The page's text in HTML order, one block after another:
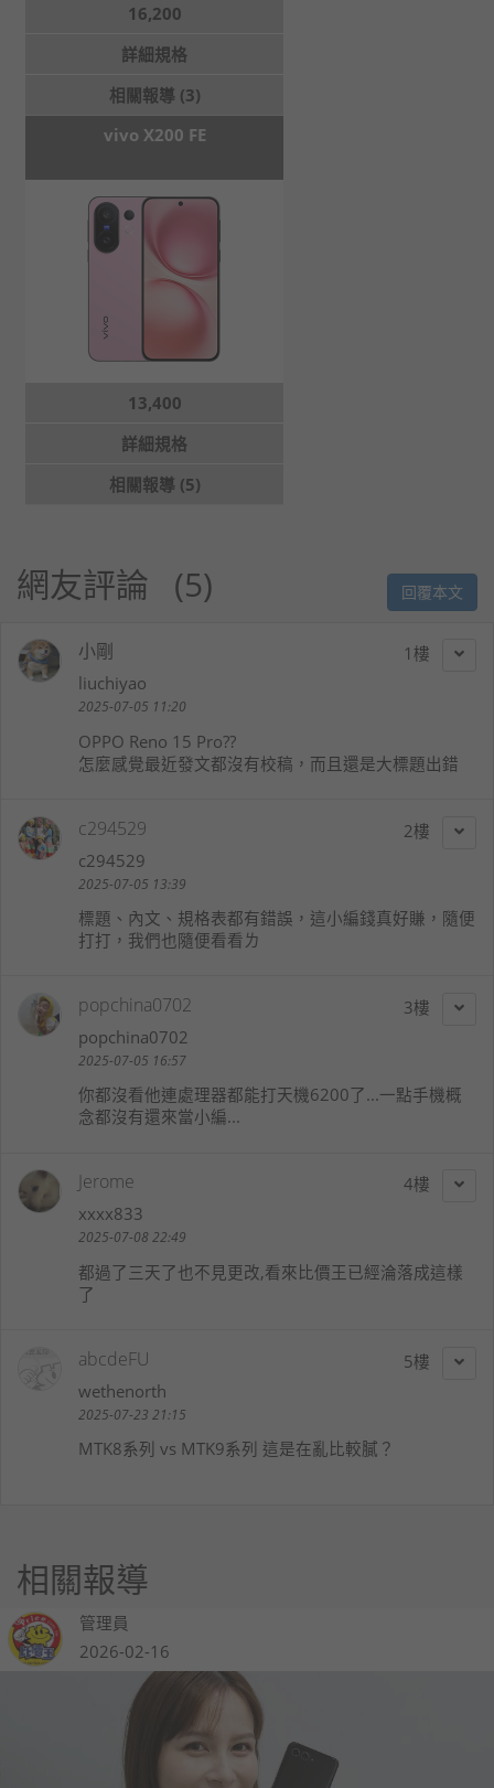
16,200
詳細規格
相關報導 (3)
vivo X200 FE
13,400
詳細規格
相關報導 (5)
網友評論 5 回覆本文
1
小剛
liuchiyao
2025-07-05 11:20
OPPO Reno 15 Pro??
怎麼感覺最近發文都沒有校稿，而且還是大標題出錯
2
c294529
c294529
2025-07-05 13:39
標題、內文、規格表都有錯誤，這小編錢真好賺，隨便
打打，我們也隨便看看ㄌ
3
popchina0702
popchina0702
2025-07-05 16:57
你都沒看他連處理器都能打天機6200了...一點手機概
念都沒有還來當小編...
4
Jerome
xxxx833
2025-07-08 22:49
都過了三天了也不見更改,看來比價王已經淪落成這樣
了
5
abcdeFU
wethenorth
2025-07-23 21:15
MTK8系列 vs MTK9系列 這是在亂比較膩？
相關報導
管理員
2026-02-16